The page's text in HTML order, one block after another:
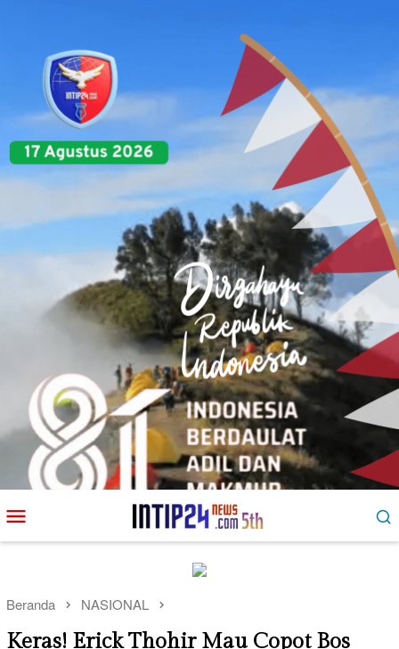
ke
kontenMobile
Beranda NASIONAL
Keras! Erick Thohir Mau Copot Bos